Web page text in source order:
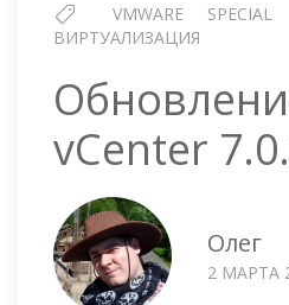
VMWARE SPECIAL
ВИРТУАЛИЗАЦИЯ
vCenter
Олег
2 МАРТА